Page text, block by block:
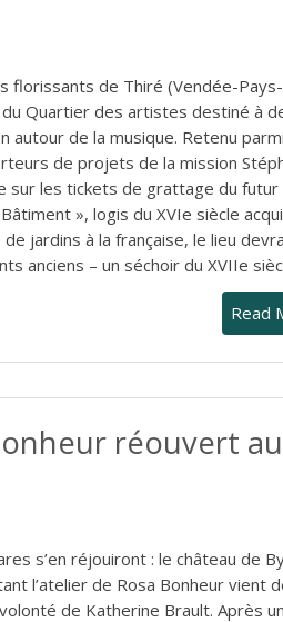
florissants de Thiré (Vendée-
Quartier des artistes destiné à
autour de la musique. Retenu
de projets de la mission
sur les tickets de grattage du futur
», logis du XVIe siècle
jardins à la française, le lieu
anciens – un séchoir du XVIIe
Read
réouvert au
s’en réjouiront : le château de
l’atelier de Rosa Bonheur vient
de Katherine Brault. Après